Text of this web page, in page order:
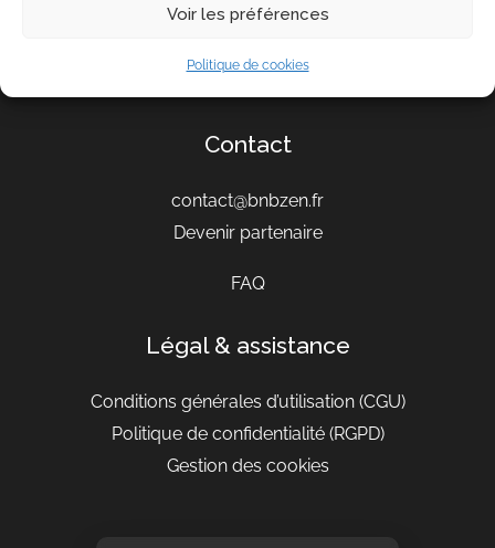
Voir les préférences
Politique de cookies
À propos de Bnbzen
Contact
contact@bnbzen.fr
Devenir partenaire
FAQ
Légal & assistance
Conditions générales d’utilisation(CGU)
Politique de confidentialité (RGPD)
Gestion des cookies